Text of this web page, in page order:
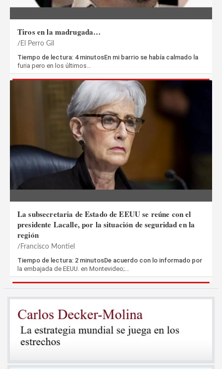
Tiros en la madrugada…
El Perro Gil
Tiempo de lectura: 4 minutosEn mi barrio se había calmado la
furia pero en los últimos…
La subsecretaria de Estado de EEUU se reúne con el
presidente Lacalle, por la situación de seguridad en la
región
Francisco Montiel
Tiempo de lectura: 2 minutosDe acuerdo con lo informado por
la embajada de EEUU. en Montevideo;…